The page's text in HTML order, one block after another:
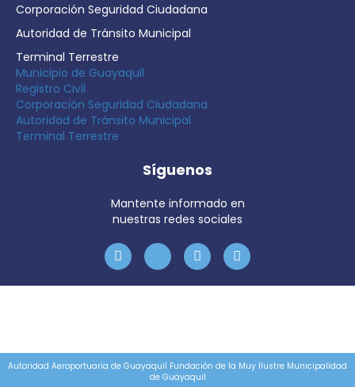
Corporación Seguridad Ciudadana
Autoridad de Tránsito Municipal
Terminal Terrestre
Municipio de Guayaquil
Registro Civil
Corporación Seguridad Ciudadana
Autoridad de Tránsito Municipal
Terminal Terrestre
Síguenos
Mantente informado en
nuestras redes sociales
Autoridad Aeroportuaria de Guayaquil Fundación de la Muy Ilustre Municipalidad
de Guayaquil